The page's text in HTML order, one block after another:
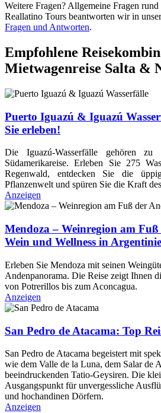
Weitere Fragen? Allgemeine Fragen
Reallatino Tours beantworten wir in
Fragen und Antworten.
Empfohlene
Mietwagenreise Salta &
Puerto Iguazú & Iguazú
Sie erleben!
Die Iguazú-Wasserfälle gehören zu
Südamerikareise. Erleben Sie 275
Regenwald, entdecken Sie die
Pflanzenwelt und spüren Sie die Kraft
Anzeigen
Mendoza – Weinregion am
Wein und Wellness in
Erleben Sie Mendoza mit seinen
Andenpanorama. Die Reise zeigt Ihnen
von Potrerillos bis zum Aconcagua.
Anzeigen
San Pedro de Atacama: Top
San Pedro de Atacama begeistert mit
wie dem Valle de la Luna, dem Salar de
beeindruckenden Tatio‑Geysiren. Die
Ausgangspunkt für unvergessliche
und hochandinen Dörfern.
Anzeigen